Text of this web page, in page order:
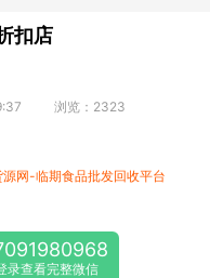
扣店
浏览：2323
网-临期食品批发回收平台
录查看完整微信